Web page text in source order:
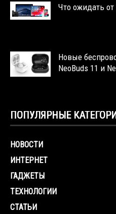
Что ожидать от
Новые
NeoBuds 11 и
ПОПУЛЯРНЫЕ
НОВОСТИ
ИНТЕРНЕТ
ГАДЖЕТЫ
ТЕХНОЛОГИИ
СТАТЬИ